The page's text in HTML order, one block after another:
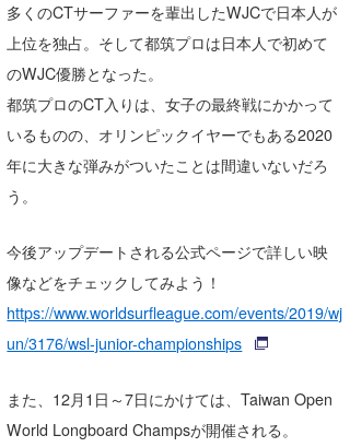
多くのCTサーファーを輩出したWJCで日本人が
上位を独占。そして都筑プロは日本人で初めて
のWJC優勝となった。
都筑プロのCT入りは、女子の最終戦にかかって
いるものの、オリンピックイヤーでもある2020
年に大きな弾みがついたことは間違いないだろ
う。
今後アップデートされる公式ページで詳しい映
像などをチェックしてみよう！
https://www.worldsurfleague.com/events/2019/wj
un/3176/wsl-junior-championships
また、12月1日～7日にかけては、Taiwan Open
World Longboard Champsが開催される。
三輪予報士
小川予報士
上田純子
上條将美
ゴン
米山予報士